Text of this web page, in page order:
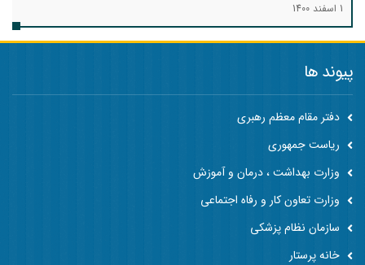
1 اسفند 1400
پیوند ها
دفتر مقام معظم رهبری
ریاست جمهوری
وزارت بهداشت ، درمان و آموزش
وزارت تعاون کار و رفاه اجتماعی
سازمان نظام پزشکی
خانه پرستار